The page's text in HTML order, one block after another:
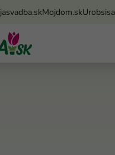
Mojdom.sk